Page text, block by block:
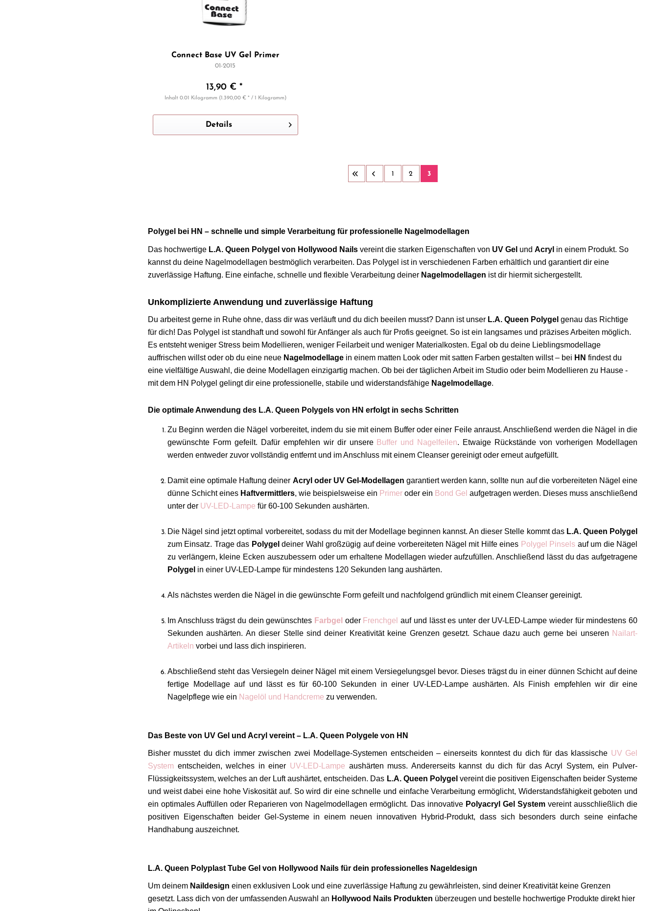
Connect Base UV Gel Primer
01-2015
13,90 € *
Inhalt 0.01 Kilogramm (1.390,00 € * / 1 Kilogramm)
Details
1 2 3
Polygel bei HN – schnelle und simple Verarbeitung für professionelle Nagelmodellagen
Das hochwertige L.A. Queen Polygel von Hollywood Nails vereint die starken Eigenschaften von UV Gel und Acryl in einem Produkt. So
kannst du deine Nagelmodellagen bestmöglich verarbeiten. Das Polygel ist in verschiedenen Farben erhältlich und garantiert dir eine
zuverlässige Haftung. Eine einfache, schnelle und flexible Verarbeitung deiner Nagelmodellagen ist dir hiermit sichergestellt.
Unkomplizierte Anwendung und zuverlässige Haftung
Du arbeitest gerne in Ruhe ohne, dass dir was verläuft und du dich beeilen musst? Dann ist unser L.A. Queen Polygel genau das Richtige
für dich! Das Polygel ist standhaft und sowohl für Anfänger als auch für Profis geeignet. So ist ein langsames und präzises Arbeiten möglich.
Es entsteht weniger Stress beim Modellieren, weniger Feilarbeit und weniger Materialkosten. Egal ob du deine Lieblingsmodellage
auffrischen willst oder ob du eine neue Nagelmodellage in einem matten Look oder mit satten Farben gestalten willst – bei HN findest du
eine vielfältige Auswahl, die deine Modellagen einzigartig machen. Ob bei der täglichen Arbeit im Studio oder beim Modellieren zu Hause -
mit dem HN Polygel gelingt dir eine professionelle, stabile und widerstandsfähige Nagelmodellage.
Die optimale Anwendung des L.A. Queen Polygels von HN erfolgt in sechs Schritten
Zu Beginn werden die Nägel vorbereitet, indem du sie mit einem Buffer oder einer Feile anraust. Anschließend werden die Nägel in die
gewünschte Form gefeilt. Dafür empfehlen wir dir unsere Buffer und Nagelfeilen. Etwaige Rückstände von vorherigen Modellagen
werden entweder zuvor vollständig entfernt und im Anschluss mit einem Cleanser gereinigt oder erneut aufgefüllt.
Damit eine optimale Haftung deiner Acryl oder UV Gel-Modellagen garantiert werden kann, sollte nun auf die vorbereiteten Nägel eine
dünne Schicht eines Haftvermittlers, wie beispielsweise ein Primer oder ein Bond Gel aufgetragen werden. Dieses muss anschließend
unter der UV-LED-Lampe für 60-100 Sekunden aushärten.
Die Nägel sind jetzt optimal vorbereitet, sodass du mit der Modellage beginnen kannst. An dieser Stelle kommt das L.A. Queen Polygel
zum Einsatz. Trage das Polygeldeiner Wahl großzügig auf deine vorbereiteten Nägel mit Hilfe eines Polygel Pinsels auf um die Nägel
zu verlängern, kleine Ecken auszubessern oder um erhaltene Modellagen wieder aufzufüllen. Anschließend lässt du das aufgetragene
Polygel in einer UV-LED-Lampe für mindestens 120 Sekunden lang aushärten.
Als nächstes werden die Nägel in die gewünschte Form gefeilt und nachfolgend gründlich mit einem Cleanser gereinigt.
Im Anschluss trägst du dein gewünschtes Farbgel oder Frenchgel auf und lässt es unter der UV-LED-Lampe wieder für mindestens 60
Sekunden aushärten. An dieser Stelle sind deiner Kreativität keine Grenzen gesetzt. Schaue dazu auch gerne bei unseren Nailart-
Artikeln vorbei und lass dich inspirieren.
Abschließend steht das Versiegeln deiner Nägel mit einem Versiegelungsgel bevor. Dieses trägst du in einer dünnen Schicht auf deine
fertige Modellage auf und lässt es für 60-100 Sekunden in einer UV-LED-Lampe aushärten. Als Finish empfehlen wir dir eine
Nagelpflege wie ein Nagelöl und Handcreme zu verwenden.
Das Beste von UV Gel und Acryl vereint – L.A. Queen Polygele von HN
Bisher musstet du dich immer zwischen zwei Modellage-Systemen entscheiden – einerseits konntest du dich für das klassische UV Gel
System entscheiden, welches in einer UV-LED-Lampe aushärten muss. Andererseits kannst du dich für das Acryl System, ein Pulver-
Flüssigkeitssystem, welches an der Luft aushärtet, entscheiden. Das L.A. Queen Polygel vereint die positiven Eigenschaften beider Systeme
und weist dabei eine hohe Viskosität auf. So wird dir eine schnelle und einfache Verarbeitung ermöglicht, Widerstandsfähigkeit geboten und
ein optimales Auffüllen oder Reparieren von Nagelmodellagen ermöglicht. Das innovative Polyacryl Gel Systemvereint ausschließlich die
positiven Eigenschaften beider Gel-Systeme in einem neuen innovativen Hybrid-Produkt, dass sich besonders durch seine einfache
Handhabung auszeichnet.
L.A. Queen Polyplast Tube Gel von Hollywood Nails für dein professionelles Nageldesign
Um deinem Naildesign einen exklusiven Look und eine zuverlässige Haftung zu gewährleisten, sind deiner Kreativität keine Grenzen
gesetzt. Lass dich von der umfassenden Auswahl an Hollywood Nails Produkten überzeugen und bestelle hochwertige Produkte direkt hier